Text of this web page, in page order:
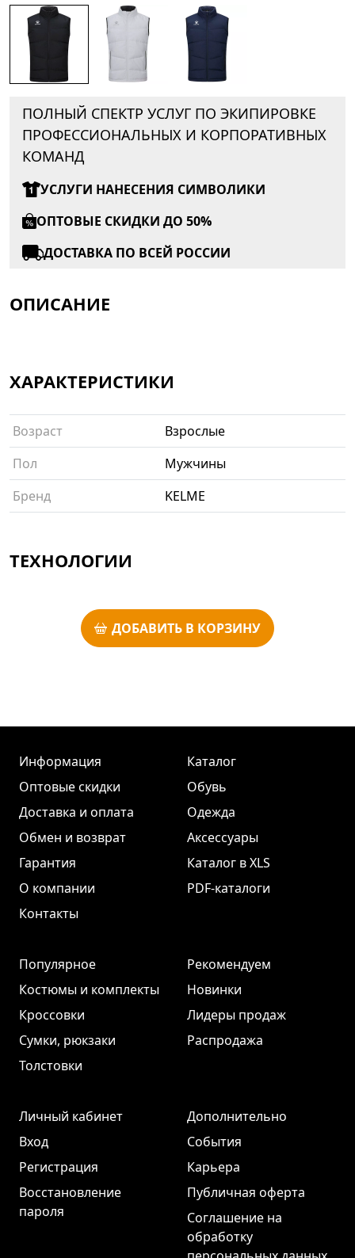
ПОЛНЫЙ СПЕКТР УСЛУГ ПО ЭКИПИРОВКЕ
ПРОФЕССИОНАЛЬНЫХ И КОРПОРАТИВНЫХ
КОМАНД
УСЛУГИ НАНЕСЕНИЯ СИМВОЛИКИ
ОПТОВЫЕ СКИДКИ ДО 50%
ДОСТАВКА ПО ВСЕЙ РОССИИ
ОПИСАНИЕ
ХАРАКТЕРИСТИКИ
Возраст
Взрослые
Пол
Мужчины
Бренд
KELME
ТЕХНОЛОГИИ
ДОБАВИТЬ В КОРЗИНУ
Информация
Оптовые скидки
Доставка и оплата
Обмен и возврат
Гарантия
О компании
Контакты
Каталог
Обувь
Одежда
Аксессуары
Каталог в XLS
PDF-каталоги
Популярное
Костюмы и комплекты
Кроссовки
Сумки, рюкзаки
Толстовки
Рекомендуем
Новинки
Лидеры продаж
Распродажа
Личный кабинет
Вход
Регистрация
Восстановление
пароля
Дополнительно
События
Карьера
Публичная оферта
Соглашение на
обработку